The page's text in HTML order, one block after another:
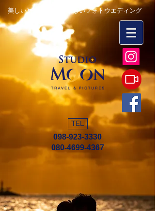
美しい写真を永遠に 楽しいフォトウエディング
TEL
098-923-3330
080-4699-4367